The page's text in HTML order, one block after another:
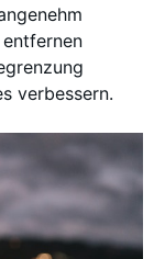
verbessern.